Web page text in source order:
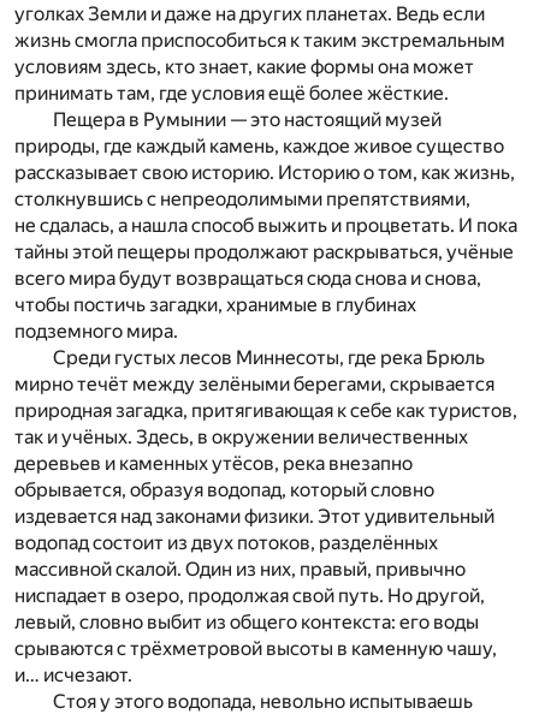
уголках Земли и даже на других планетах. Ведь если
жизнь смогла приспособиться к таким экстремальным
условиям здесь, кто знает, какие формы она может
принимать там, где условия ещё более жёсткие.
Пещера в Румынии — это настоящий музей
природы, где каждый камень, каждое живое существо
рассказывает свою историю. Историю о том, как жизнь,
столкнувшись с непреодолимыми препятствиями,
не сдалась, а нашла способ выжить и процветать. И пока
тайны этой пещеры продолжают раскрываться, учёные
всего мира будут возвращаться сюда снова и снова,
чтобы постичь загадки, хранимые в глубинах
подземного мира.
Среди густых лесов Миннесоты, где река Брюль
мирно течёт между зелёными берегами, скрывается
природная загадка, притягивающая к себе как туристов,
так и учёных. Здесь, в окружении величественных
деревьев и каменных утёсов, река внезапно
обрывается, образуя водопад, который словно
издевается над законами физики. Этот удивительный
водопад состоит из двух потоков, разделённых
массивной скалой. Один из них, правый, привычно
ниспадает в озеро, продолжая свой путь. Но другой,
левый, словно выбит из общего контекста: его воды
срываются с трёхметровой высоты в каменную чашу,
и… исчезают.
Стоя у этого водопада, невольно испытываешь